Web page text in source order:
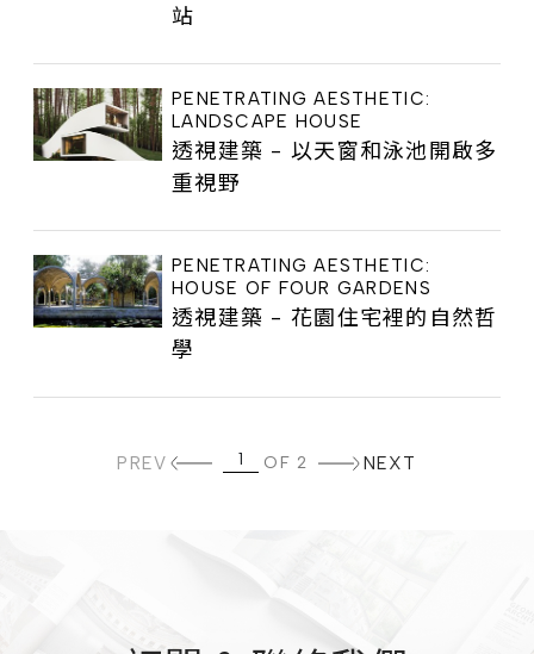
站
PENETRATING AESTHETIC:
LANDSCAPE HOUSE
透視建築 - 以天窗和泳池開啟多
重視野
PENETRATING AESTHETIC:
HOUSE OF FOUR GARDENS
透視建築 - 花園住宅裡的自然哲
學
PREV OF 2 NEXT